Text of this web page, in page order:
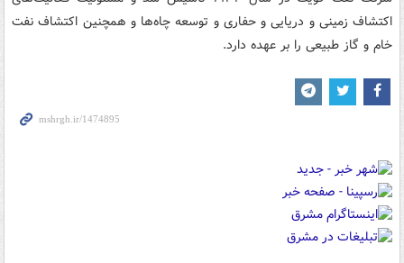
اکتشاف زمینی و دریایی و حفاری و توسعه چاه‌ها و همچنین اکتشاف نفت
خام و گاز طبیعی را بر عهده دارد.